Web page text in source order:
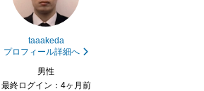
taaakeda
プロフィール詳細へ
男性
最終ログイン：4ヶ月前